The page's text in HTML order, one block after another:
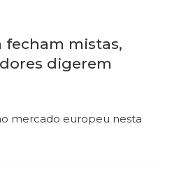
fecham mistas,
digerem
mercado europeu nesta